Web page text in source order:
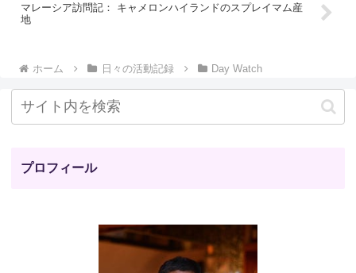
マレーシア訪問記： キャメロンハイランドのスプレイマム産
地
ホーム 日々の活動記録 Day Watch
プロフィール